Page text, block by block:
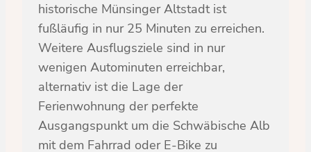
historische Münsinger Altstadt ist
fußläufig in nur 25 Minuten zu erreichen.
Weitere Ausflugsziele sind in nur
wenigen Autominuten erreichbar,
alternativ ist die Lage der
Ferienwohnung der perfekte
Ausgangspunkt um die Schwäbische Alb
mit dem Fahrrad oder E-Bike zu